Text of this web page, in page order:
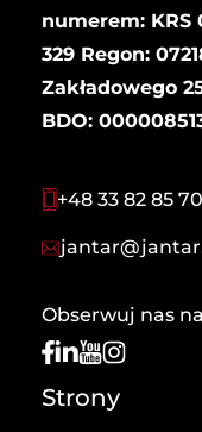
numerem: KRS
329 Regon:
Zakładowego
BDO:
+48 33 82 85
Obserwuj nas
Strony